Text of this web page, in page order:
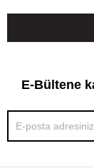
E-Bültene